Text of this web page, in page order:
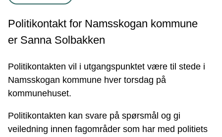
Politikontakt for Namsskogan kommune
er Sanna Solbakken
Politikontakten vil i utgangspunktet være til stede i
Namsskogan kommune hver torsdag på
kommunehuset.
Politikontakten kan svare på spørsmål og gi
veiledning innen fagområder som har med politiets